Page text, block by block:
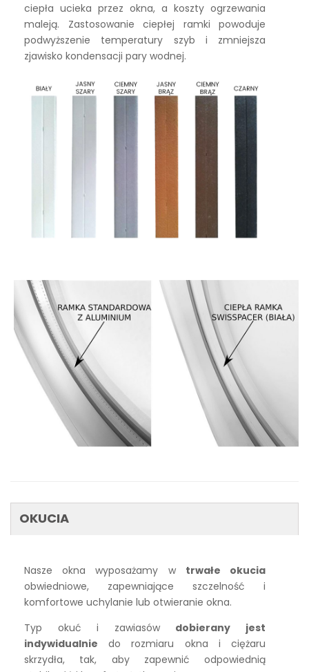
ciepła ucieka przez okna, a koszty ogrzewania
maleją. Zastosowanie ciepłej ramki powoduje
podwyższenie temperatury szyb i zmniejsza
zjawisko kondensacji pary wodnej.
OKUCIA
Nasze okna wyposażamy w trwałe okucia
obwiedniowe, zapewniające szczelność i
komfortowe uchylanie lub otwieranie okna.
Typ okuć i zawiasów dobierany jest
indywidualnie do rozmiaru okna i ciężaru
skrzydła, tak, aby zapewnić odpowiednią